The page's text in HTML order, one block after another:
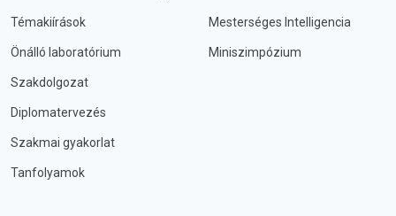
Témakiírások
Önálló laboratórium
Szakdolgozat
Diplomatervezés
Szakmai gyakorlat
Tanfolyamok
Mesterséges Intelligencia
Miniszimpózium